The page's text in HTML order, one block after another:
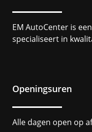
EM AutoCenter is een
specialiseert in
Openingsuren
Alle dagen open op